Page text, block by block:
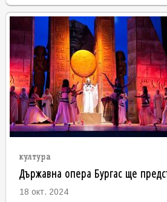
култура
Държавна опера Бургас ще
18 окт. 2024